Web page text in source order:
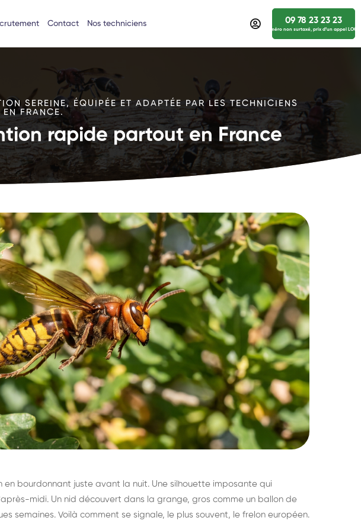
Contact Nos techniciens 09 78 23 23 23
numéro non surtaxé, prix d’un appel
SEREINE, ÉQUIPÉE ET ADAPTÉE PAR LES TECHNICIENS
EN FRANCE.
rapide partout en France
en bourdonnant juste avant la nuit. Une silhouette imposante qui
midi. Un nid découvert dans la grange, gros comme un ballon de
semaines. Voilà comment se signale, le plus souvent, le frelon européen.